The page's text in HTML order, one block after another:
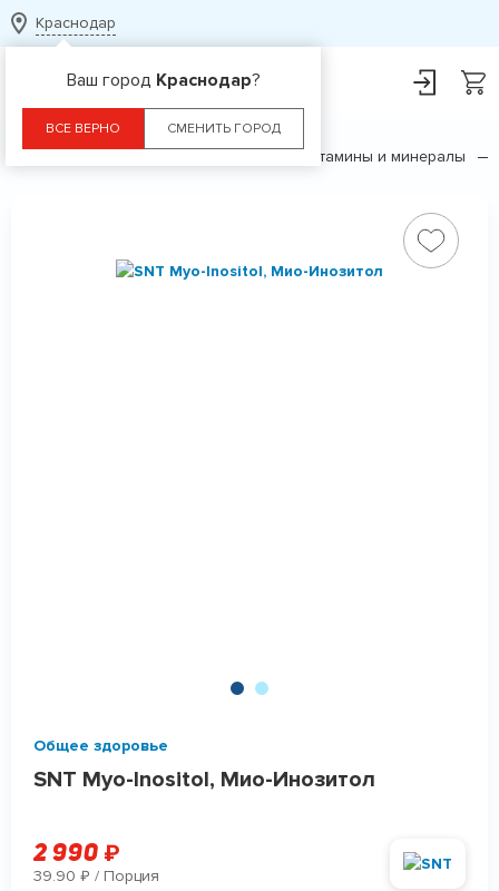
Краснодар
Ваш город Краснодар?
ВСЕ ВЕРНО СМЕНИТЬ ГОРОД
Витамины и минералы
Общее здоровье
SNT Myo-Inositol, Мио-Инозитол
2 990 ₽
39.90 ₽ / Порция